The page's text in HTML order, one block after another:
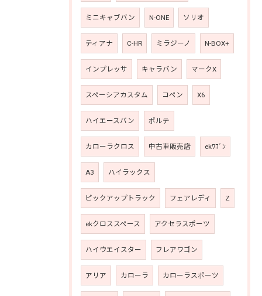
ミニキャブバン N-ONE ソリオ
ティアナ C-HR ミラジーノ N-BOX+
インプレッサ キャラバン マークX
スペーシアカスタム コペン X6
ハイエースバン ポルテ
カローラクロス 中古車販売店 ekﾜｺﾞﾝ
A3 ハイラックス
ピックアップトラック フェアレディ Z
ekクロススペース アクセラスポーツ
ハイウエイスター フレアワゴン
アリア カローラ カローラスポーツ